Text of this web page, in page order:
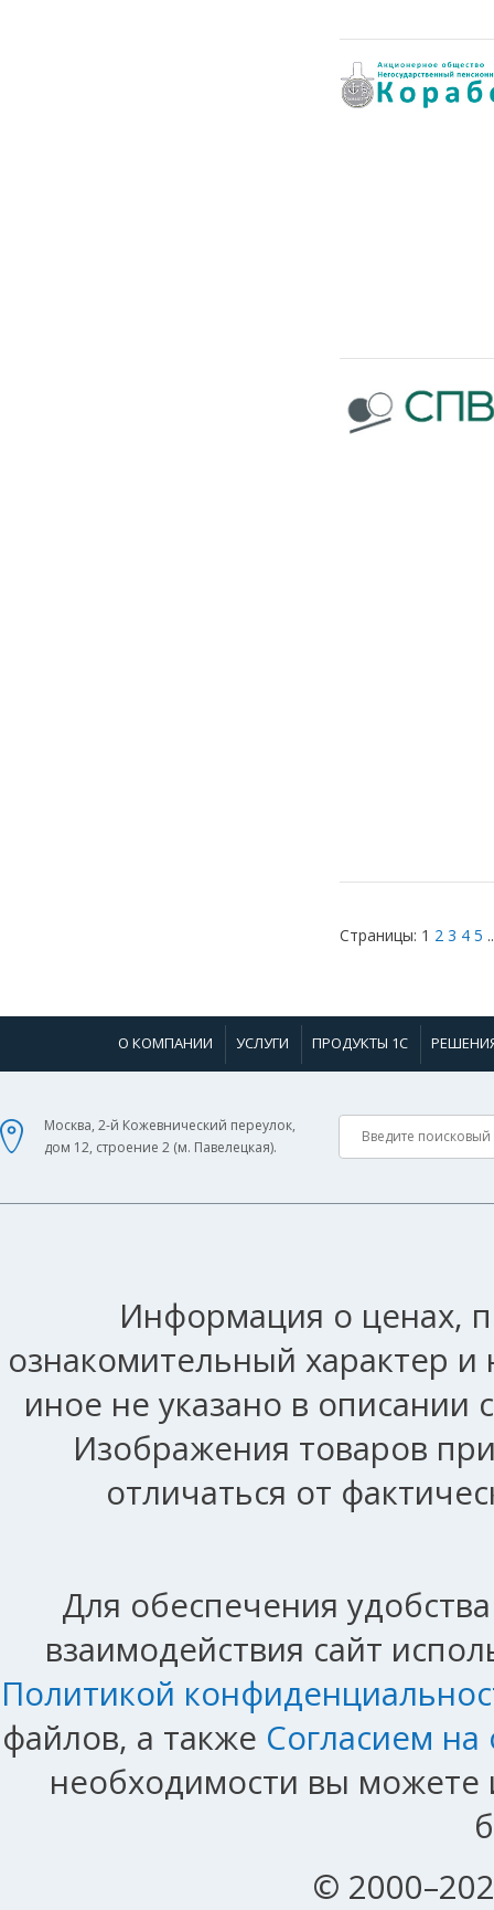
Страницы: 1 2 3 4 5
О КОМПАНИИ УСЛУГИ ПРОДУКТЫ 1С
Москва, 2-й Кожевнический переулок,
дом 12, строение 2 (м. Павелецкая).
Информация о ценах,
ознакомительный характер
иное не указано в описании
Изображения товаров
отличаться от
Для обеспечения
взаимодействия сайт
Политикой
файлов, а также Согласием
необходимости вы можете
©